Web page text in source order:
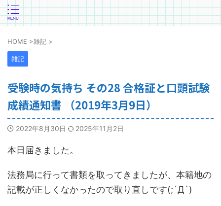
HOME >雑記 >
雑記
受験時の気持ち その28 合格証と口頭試験
成績通知書 （2019年3月9日）
2022年8月30日 2025年11月2日
本日届きました。
法務局に行って書類を取ってきましたが、本籍地の
記載が正しくなかったので取り直しです(;´Д`)